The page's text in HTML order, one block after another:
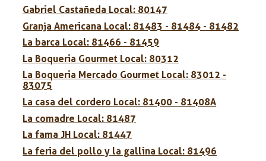
Gabriel Castañeda Local: 80147
Granja Americana Local: 81483 - 81484 - 81482
La barca Local: 81466 - 81459
La Boqueria Gourmet Local: 80312
La Boqueria Mercado Gourmet Local: 83012 -
83075
La casa del cordero Local: 81400 - 81408A
La comadre Local: 81487
La fama JH Local: 81447
La feria del pollo y la gallina Local: 81496